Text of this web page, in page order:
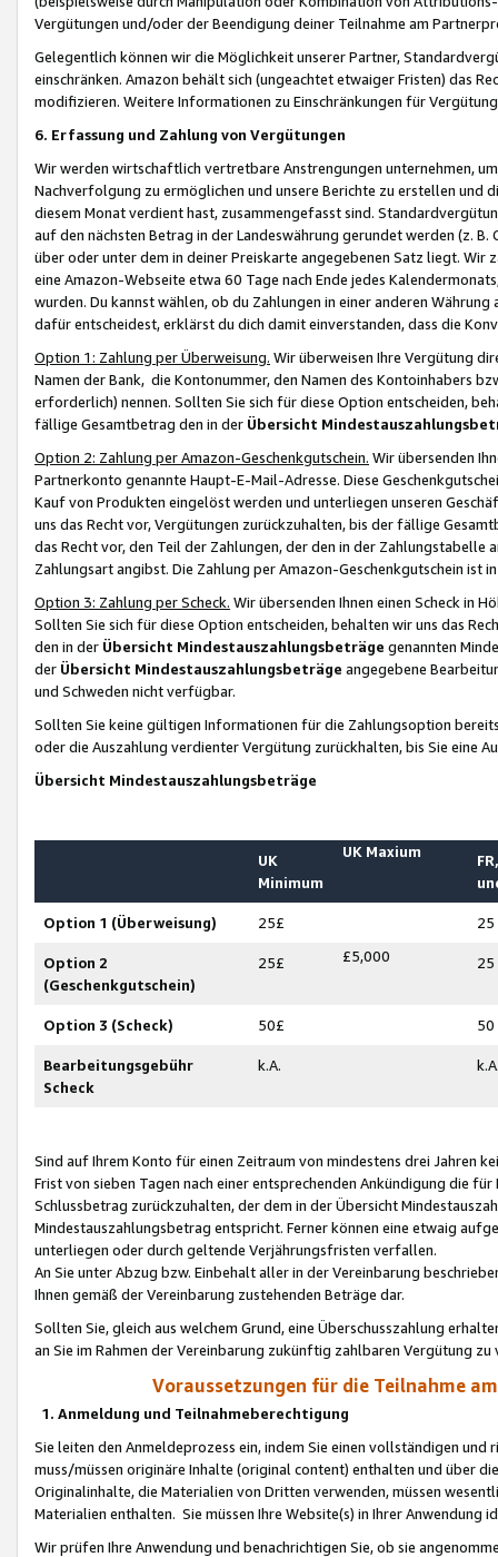
Vergütungen und/oder der Beendigung deiner Teilnahme am
Gelegentlich können wir die Möglichkeit unserer Partner,
einschränken. Amazon behält sich (ungeachtet etwaiger Fristen) das
modifizieren. Weitere Informationen zu Einschränkungen für
6. Erfassung und Zahlung von Vergütungen
Wir werden wirtschaftlich vertretbare Anstrengungen unternehmen,
Nachverfolgung zu ermöglichen und unsere Berichte zu erstellen und
diesem Monat verdient hast, zusammengefasst sind.
auf den nächsten Betrag in der Landeswährung gerundet werden (z.
über oder unter dem in deiner Preiskarte angegebenen Satz liegt.
eine Amazon-Webseite etwa 60 Tage nach Ende jedes
wurden. Du kannst wählen, ob du Zahlungen in einer anderen
dafür entscheidest, erklärst du dich damit einverstanden, dass die
Option 1: Zahlung per Überweisung. Wir überweisen Ihre Vergütung
Namen der Bank, die Kontonummer, den Namen des Kontoinhabers
erforderlich) nennen. Sollten Sie sich für diese Option entscheiden,
fällige Gesamtbetrag den in der Übersicht
Option 2: Zahlung per Amazon-Geschenkgutschein. Wir übersenden
Partnerkonto genannte Haupt-E-Mail-Adresse. Diese
Kauf von Produkten eingelöst werden und unterliegen unseren
uns das Recht vor, Vergütungen zurückzuhalten, bis der fällige
das Recht vor, den Teil der Zahlungen, der den in der
Zahlungsart angibst. Die Zahlung per Amazon-Geschenkgutschein ist
Option 3: Zahlung per Scheck. Wir übersenden Ihnen einen Scheck in
Sollten Sie sich für diese Option entscheiden, behalten wir uns das
den in der Übersicht Mindestauszahlungsbeträge genannten
der Übersicht Mindestauszahlungsbeträge angegebene
und Schweden nicht verfügbar.
Sollten Sie keine gültigen Informationen für die Zahlungsoption
oder die Auszahlung verdienter Vergütung zurückhalten, bis Sie
Übersicht Mindestauszahlungsbeträge
UK
Minimum
UK Maxium
Option 1 (Überweisung) 25£ 25
Option 2
(Geschenkgutschein)
25£ £5,000 25
Option 3 (Scheck) 50£ 50
Bearbeitungsgebühr
Scheck
k.A.
Sind auf Ihrem Konto für einen Zeitraum von mindestens drei Jahren
Frist von sieben Tagen nach einer entsprechenden Ankündigung die
Schlussbetrag zurückzuhalten, der dem in der Übersicht
Mindestauszahlungsbetrag entspricht. Ferner können eine etwaig
unterliegen oder durch geltende Verjährungsfristen verfallen.
An Sie unter Abzug bzw. Einbehalt aller in der Vereinbarung
Ihnen gemäß der Vereinbarung zustehenden Beträge dar.
Sollten Sie, gleich aus welchem Grund, eine Überschusszahlung
an Sie im Rahmen der Vereinbarung zukünftig zahlbaren Vergütung zu
Voraussetzungen für die Teilnahme
1. Anmeldung und Teilnahmeberechtigung
Sie leiten den Anmeldeprozess ein, indem Sie einen vollständigen
muss/müssen originäre Inhalte (original content) enthalten und über
Originalinhalte, die Materialien von Dritten verwenden, müssen
Materialien enthalten. Sie müssen Ihre Website(s) in Ihrer Anwendung
Wir prüfen Ihre Anwendung und benachrichtigen Sie, ob sie